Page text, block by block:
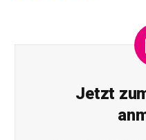
Jetzt